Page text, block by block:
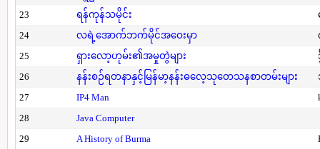
23
ရန်ကုန်သမိုင်း
24
လရဲ့အောက်ဘက်မိုင်အဝေးမှာ
25
ရှားလော့ဟုမ်း၏အမှုတွဲများ
26
နန်းစဉ်ရတနာနှင့်မြန်မာ့နန်းဓလေ့သုတေသနစာတမ်းများ
27
IP4 Man
28
Java Computer
29
A History of Burma